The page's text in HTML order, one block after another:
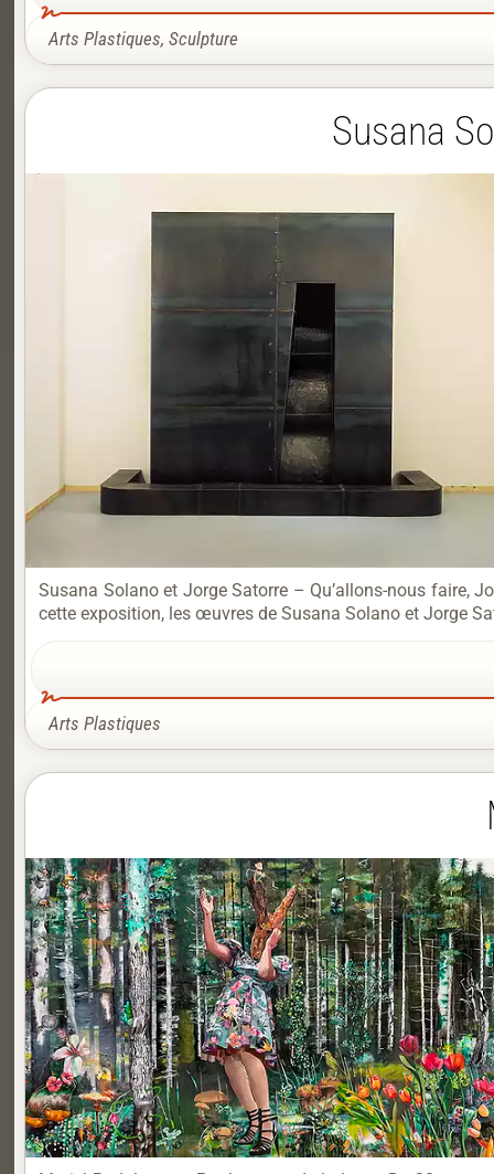
Arts Plastiques, Sculpture
Susana
Susana Solano et Jorge Satorre – Qu’allons-nous faire,
cette exposition, les œuvres de Susana Solano et Jorge
Arts Plastiques